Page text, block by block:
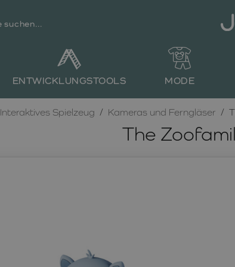
ENTWICKLUNGSTOOLS MODE
The
Interaktives Spielzeug Kameras und Ferngläser